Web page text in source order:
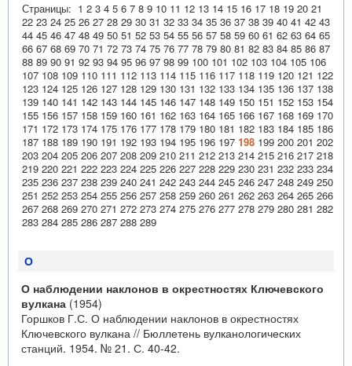
Страницы: 1 2 3 4 5 6 7 8 9 10 11 12 13 14 15 16 17 18 19 20 21
22 23 24 25 26 27 28 29 30 31 32 33 34 35 36 37 38 39 40 41 42 43
44 45 46 47 48 49 50 51 52 53 54 55 56 57 58 59 60 61 62 63 64 65
66 67 68 69 70 71 72 73 74 75 76 77 78 79 80 81 82 83 84 85 86 87
88 89 90 91 92 93 94 95 96 97 98 99 100 101 102 103 104 105 106
107 108 109 110 111 112 113 114 115 116 117 118 119 120 121 122
123 124 125 126 127 128 129 130 131 132 133 134 135 136 137 138
139 140 141 142 143 144 145 146 147 148 149 150 151 152 153 154
155 156 157 158 159 160 161 162 163 164 165 166 167 168 169 170
171 172 173 174 175 176 177 178 179 180 181 182 183 184 185 186
187 188 189 190 191 192 193 194 195 196 197 198 199 200 201 202
203 204 205 206 207 208 209 210 211 212 213 214 215 216 217 218
219 220 221 222 223 224 225 226 227 228 229 230 231 232 233 234
235 236 237 238 239 240 241 242 243 244 245 246 247 248 249 250
251 252 253 254 255 256 257 258 259 260 261 262 263 264 265 266
267 268 269 270 271 272 273 274 275 276 277 278 279 280 281 282
283 284 285 286 287 288 289
О
О наблюдении наклонов в окрестностях Ключевского
вулкана (1954)
Горшков Г.С. О наблюдении наклонов в окрестностях
Ключевского вулкана // Бюллетень вулканологических
станций. 1954. № 21. С. 40-42.